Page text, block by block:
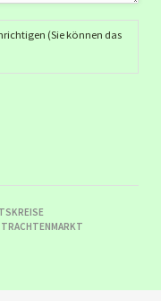
(Sie können das
TRACHTENMARKT